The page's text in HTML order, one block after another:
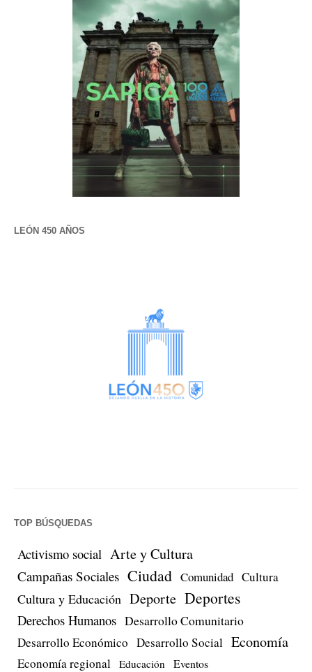
LEÓN 450 AÑOS
TOP BÚSQUEDAS
Activismo social Arte y Cultura
Campañas Sociales Ciudad Comunidad Cultura
Cultura y Educación Deporte Deportes
Derechos Humanos Desarrollo Comunitario
Desarrollo Económico Desarrollo Social Economía
Economía regional Educación Eventos